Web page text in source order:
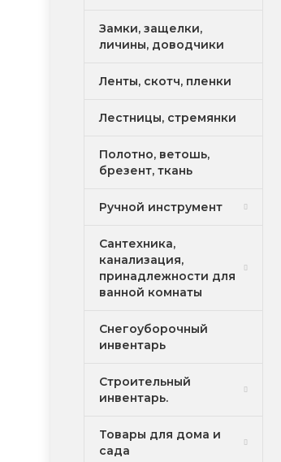
Замки, защелки,
личины, доводчики
Ленты, скотч, пленки
Лестницы, стремянки
Полотно, ветошь,
брезент, ткань
Ручной инструмент
Сантехника,
канализация,
принадлежности для
ванной комнаты
Снегоуборочный
инвентарь
Строительный
инвентарь.
Товары для дома и
сада